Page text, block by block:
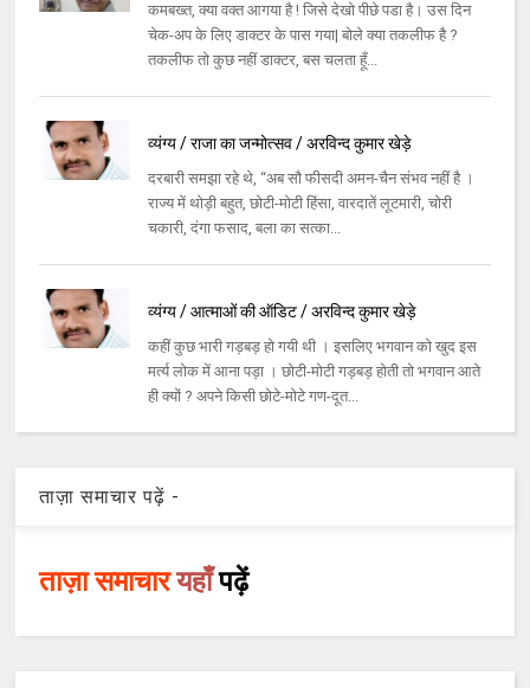
कमबख्त, क्या वक्त आगया है ! जिसे देखो पीछे पडा है। उस दिन
चेक-अप के लिए डाक्टर के पास गया| बोले क्या तकलीफ है ?
तकलीफ तो कुछ नहीं डाक्टर, बस चलता हूँ...
व्यंग्य / राजा का जन्मोत्सव / अरविन्द कुमार खेड़े
दरबारी समझा रहे थे, ‘‘अब सौ फीसदी अमन-चैन संभव नहीं है ।
राज्य में थोड़ी बहुत, छोटी-मोटी हिंसा, वारदातें लूटमारी, चोरी
चकारी, दंगा फसाद, बला का सत्का...
व्यंग्य / आत्माओं की ऑडिट / अरविन्द कुमार खेड़े
कहीं कुछ भारी गड़बड़ हो गयी थी । इसलिए भगवान को खुद इस
मर्त्य लोक में आना पड़ा । छोटी-मोटी गड़बड़ होती तो भगवान आते
ही क्यों ? अपने किसी छोटे-मोटे गण-दूत...
ताज़ा समाचार पढ़ें -
ताज़ा समाचारयहाँपढ़ें